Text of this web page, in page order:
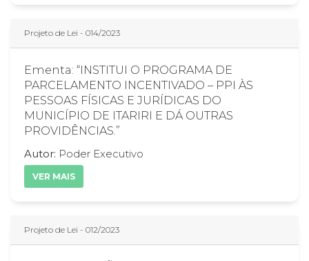
Projeto de Lei - 014/2023
Ementa: “INSTITUI O PROGRAMA DE
PARCELAMENTO INCENTIVADO – PPI ÀS
PESSOAS FÍSICAS E JURÍDICAS DO
MUNICÍPIO DE ITARIRI E DÁ OUTRAS
PROVIDÊNCIAS.”
Autor: Poder Executivo
VER MAIS
Projeto de Lei - 012/2023